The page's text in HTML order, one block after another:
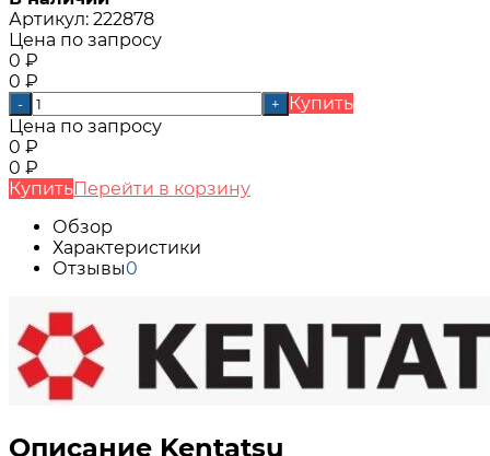
Артикул: 222878
Цена по запросу
0 ₽
0 ₽
- +
Купить
Цена по запросу
0 ₽
0 ₽
КупитьПерейти в корзину
Обзор
Характеристики
Отзывы0
Описание Kentatsu